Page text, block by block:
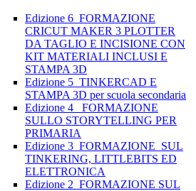
Edizione 6_FORMAZIONE
CRICUT MAKER 3 PLOTTER
DA TAGLIO E INCISIONE CON
KIT MATERIALI INCLUSI E
STAMPA 3D
Edizione 5_TINKERCAD E
STAMPA 3D per scuola secondaria
Edizione 4_ FORMAZIONE
SULLO STORYTELLING PER
PRIMARIA
Edizione 3_FORMAZIONE SUL
TINKERING, LITTLEBITS ED
ELETTRONICA
Edizione 2_FORMAZIONE SUL